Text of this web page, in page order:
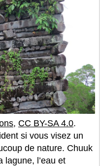
, CC BY-SA 4.0.
si vous visez un
de nature. Chuuk
lagune, l’eau et